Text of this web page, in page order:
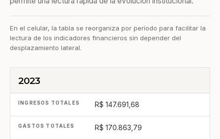
En el celular, la tabla se reorganiza por período para facilitar la
lectura de los indicadores financieros sin depender del
desplazamiento lateral.
PERÍODO
2023
R$ 147.691,68
R$ 170.863,79